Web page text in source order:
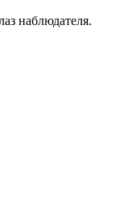
наблюдателя.